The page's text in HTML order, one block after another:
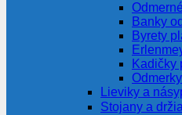
Banky
Byrety
Kadičky
Lieviky a
Stojany a